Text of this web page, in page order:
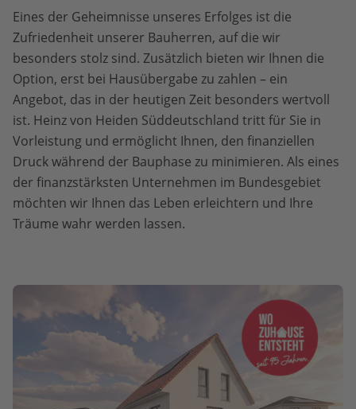
Eines der Geheimnisse unseres Erfolges ist die
Zufriedenheit unserer Bauherren, auf die wir
besonders stolz sind. Zusätzlich bieten wir Ihnen die
Option, erst bei Hausübergabe zu zahlen – ein
Angebot, das in der heutigen Zeit besonders wertvoll
ist. Heinz von Heiden Süddeutschland tritt für Sie in
Vorleistung und ermöglicht Ihnen, den finanziellen
Druck während der Bauphase zu minimieren. Als eines
der finanzstärksten Unternehmen im Bundesgebiet
möchten wir Ihnen das Leben erleichtern und Ihre
Träume wahr werden lassen.